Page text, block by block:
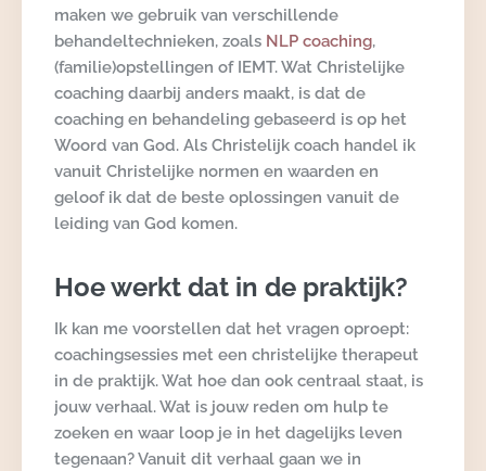
maken we gebruik van verschillende
behandeltechnieken, zoals NLP coaching,
(familie)opstellingen of IEMT. Wat Christelijke
coaching daarbij anders maakt, is dat de
coaching en behandeling gebaseerd is op het
Woord van God. Als Christelijk coach handel ik
vanuit Christelijke normen en waarden en
geloof ik dat de beste oplossingen vanuit de
leiding van God komen.
Hoe werkt dat in de praktijk?
Ik kan me voorstellen dat het vragen oproept:
coachingsessies met een christelijke therapeut
in de praktijk. Wat hoe dan ook centraal staat, is
jouw verhaal. Wat is jouw reden om hulp te
zoeken en waar loop je in het dagelijks leven
tegenaan? Vanuit dit verhaal gaan we in